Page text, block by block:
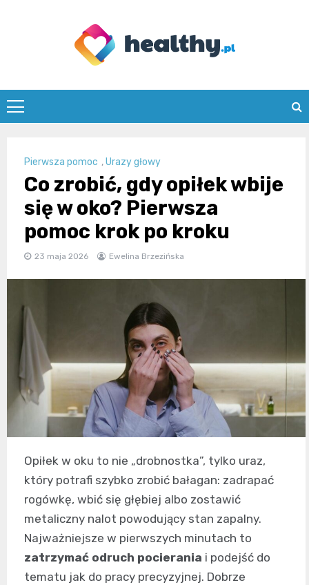
healthy.pl
Pierwsza pomoc ,Urazy głowy
Co zrobić, gdy opiłek wbije
się w oko? Pierwsza
pomoc krok po kroku
23 maja 2026 Ewelina Brzezińska
Opiłek w oku to nie „drobnostka”, tylko uraz,
który potrafi szybko zrobić bałagan: zadrapać
rogówkę, wbić się głębiej albo zostawić
metaliczny nalot powodujący stan zapalny.
Najważniejsze w pierwszych minutach to
zatrzymać odruch pocierania i podejść do
tematu jak do pracy precyzyjnej. Dobrze